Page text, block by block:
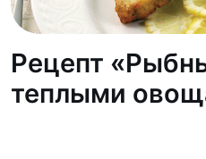
Рецепт
теплыми